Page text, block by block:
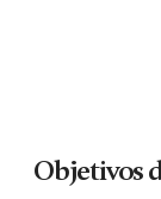
Objetivos